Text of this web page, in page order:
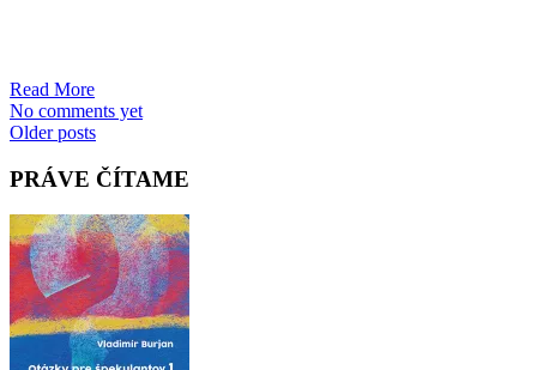
Read More
No comments yet
Posts
Older posts
PRÁVE ČÍTAME